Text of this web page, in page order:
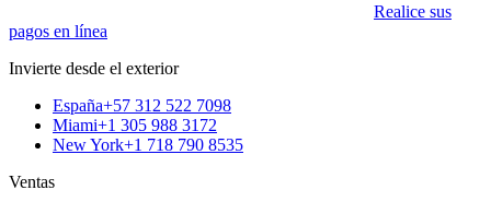
Realice sus
pagos en línea
Invierte desde el exterior
España+57 312 522 7098
Miami+1 305 988 3172
New York+1 718 790 8535
Ventas